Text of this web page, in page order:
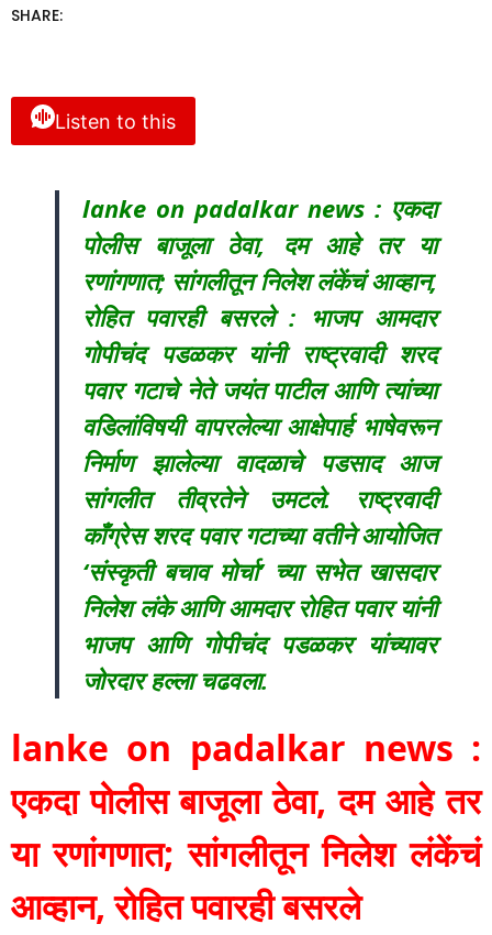
SHARE:
Listen to this
lanke on padalkar news : एकदा
पोलीस बाजूला ठेवा, दम आहे तर या
रणांगणात; सांगलीतून निलेश लंकेंचं आव्हान,
रोहित पवारही बसरले : भाजप आमदार
गोपीचंद पडळकर यांनी राष्ट्रवादी शरद
पवार गटाचे नेते जयंत पाटील आणि त्यांच्या
वडिलांविषयी वापरलेल्या आक्षेपार्ह भाषेवरून
निर्माण झालेल्या वादळाचे पडसाद आज
सांगलीत तीव्रतेने उमटले. राष्ट्रवादी
काँग्रेस शरद पवार गटाच्या वतीने आयोजित
‘संस्कृती बचाव मोर्चा’ च्या सभेत खासदार
निलेश लंके आणि आमदार रोहित पवार यांनी
भाजप आणि गोपीचंद पडळकर यांच्यावर
जोरदार हल्ला चढवला.
lanke on padalkar news :
एकदा पोलीस बाजूला ठेवा, दम आहे तर
या रणांगणात; सांगलीतून निलेश लंकेंचं
आव्हान, रोहित पवारही बसरले